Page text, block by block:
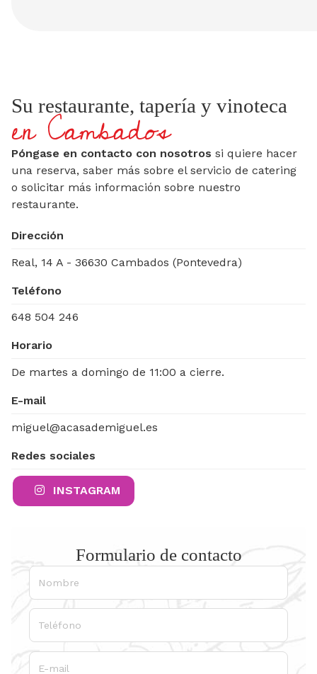
Su restaurante, tapería y vinoteca
en Cambados
Póngase en contacto con nosotros si quiere hacer
una reserva, saber más sobre el servicio de catering
o solicitar más información sobre nuestro
restaurante.
Dirección
Real, 14 A - 36630 Cambados (Pontevedra)
Teléfono
648 504 246
Horario
De martes a domingo de 11:00 a cierre.
E-mail
miguel@acasademiguel.es
Redes sociales
INSTAGRAM
Formulario de contacto
Nombre
Teléfono
E-mail